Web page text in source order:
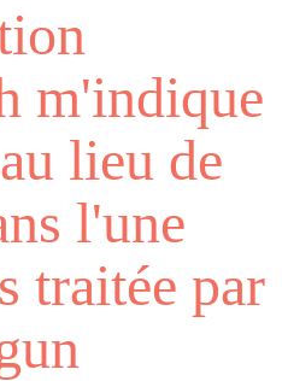
m'indique
lieu de
l'une
traitée par